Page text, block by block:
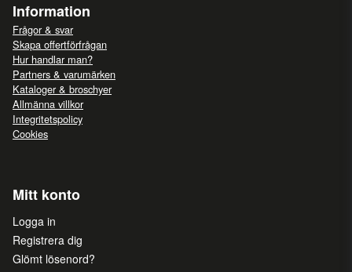
Information
Frågor & svar
Skapa offertförfrågan
Hur handlar man?
Partners & varumärken
Kataloger & broschyer
Allmänna villkor
Integritetspolicy
Cookies
Mitt konto
Logga in
Registrera dig
Glömt lösenord?